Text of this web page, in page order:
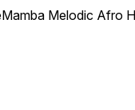
Mamba Melodic Afro